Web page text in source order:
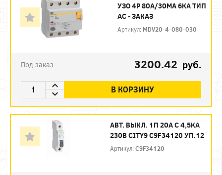
УЗО 4P 80А/30МА 6КА ТИП
АС - ЗАКАЗ
Артикул: MDV20-4-080-030
Под заказ 3200.42 руб.
В КОРЗИНУ
АВТ. ВЫКЛ. 1П 20А С 4,5КА
230В CITY9 C9F34120 УП.12
Артикул:C9F34120